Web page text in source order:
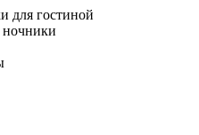
для гостиной